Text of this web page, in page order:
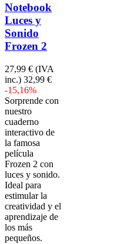
Notebook
Luces y
Sonido
Frozen 2
27,99 € (IVA
inc.) 32,99 €
-15,16%
Sorprende con
nuestro
cuaderno
interactivo de
la famosa
película
Frozen 2 con
luces y sonido.
Ideal para
estimular la
creatividad y el
aprendizaje de
los más
pequeños.